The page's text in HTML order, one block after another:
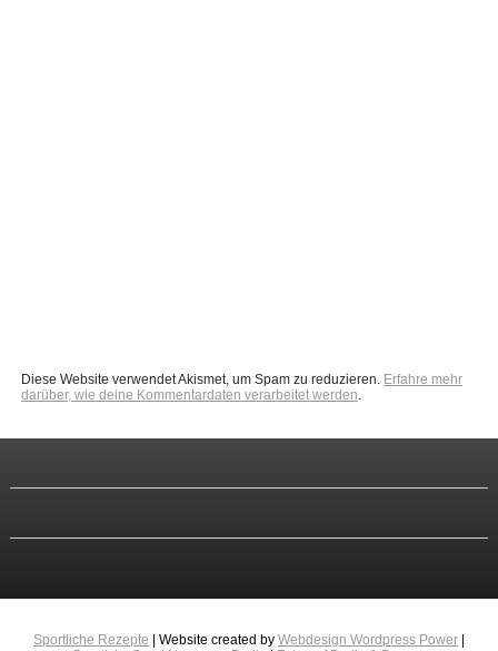
Diese Website verwendet Akismet, um Spam zu reduzieren. Erfahre mehr
darüber, wie deine Kommentardaten verarbeitet werden.
Sportliche Rezepte | Website created by Webdesign Wordpress Power|